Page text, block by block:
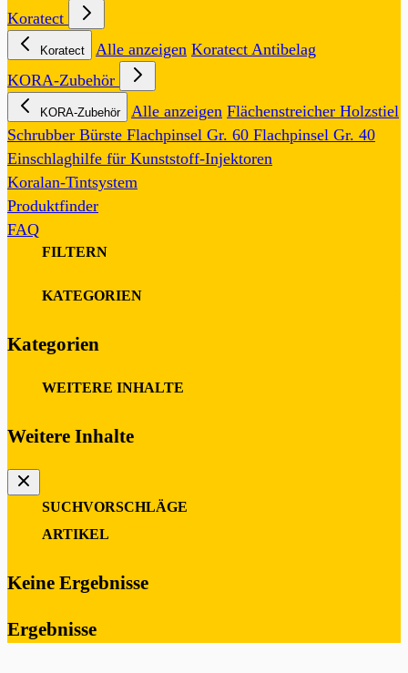
Koratect
Koratect Alle anzeigen Koratect Antibelag
KORA-Zubehör
KORA-Zubehör Alle anzeigen Flächenstreicher Holzstiel
Schrubber Bürste Flachpinsel Gr. 60 Flachpinsel Gr. 40
Einschlaghilfe für Kunststoff-Injektoren
Koralan-Tintsystem
Produktfinder
FAQ
FILTERN
KATEGORIEN
Kategorien
WEITERE INHALTE
Weitere Inhalte
SUCHVORSCHLÄGE
ARTIKEL
Keine Ergebnisse
Ergebnisse